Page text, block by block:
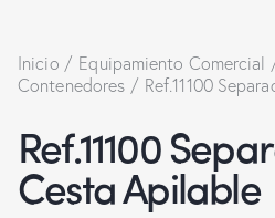
Inicio Equipamiento Comercial
Contenedores
Ref.11100
Ref.11100
Cesta Apilable